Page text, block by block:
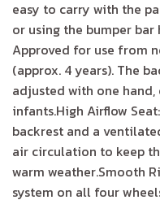
easy to carry with the
or using the bumper
Approved for use from
(approx. 4 years). The
adjusted with one
infants.High Airflow
backrest and a
air circulation to keep
warm weather.Smooth
system on all four